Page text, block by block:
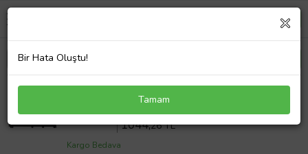
Hp 15-da2033nt Notebook Batarya Laptop Pil
Sepette %10 İndirim
1044,26 TL
Kargo Bedava
Bir Hata Oluştu!
Tamam